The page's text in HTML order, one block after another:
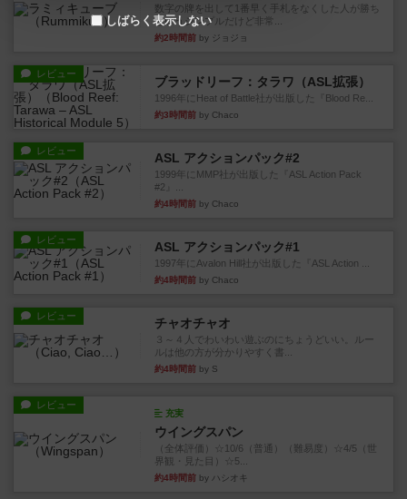
数字の牌を出して1番早く手札をなくした人が勝ち
というシンプルだけど非常...
約2時間前 by ジョジョ
レビュー
ブラッドリーフ：タラワ（ASL拡張）
1996年にHeat of Battle社が出版した『Blood Re...
約3時間前 by Chaco
レビュー ASL アクションパック#2
1999年にMMP社が出版した『ASL Action Pack
#2』...
約4時間前 by Chaco
レビュー ASL アクションパック#1
1997年にAvalon Hill社が出版した『ASL Action ...
約4時間前 by Chaco
レビュー チャオチャオ
３～４人でわいわい遊ぶのにちょうどいい。ルー
ルは他の方が分かりやすく書...
約4時間前 by S
レビュー
充実
ウイングスパン
（全体評価）☆10/6（普通）（難易度）☆4/5（世
界観・見た目）☆5...
約4時間前 by ハシオキ
しばらく表示しない